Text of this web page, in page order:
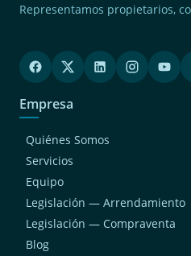
Representamos propietarios,
Empresa
Quiénes Somos
Servicios
Equipo
Legislación — Arrendamiento
Legislación — Compraventa
Blog